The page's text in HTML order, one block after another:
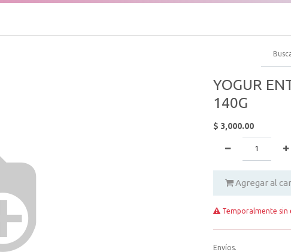
YOGUR
140G
$ 3,000.00
Agregar al
Temporalmente sin
Envíos.